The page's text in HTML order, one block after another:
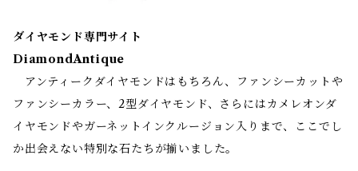
ダイヤモンド専門サイト
DiamondAntique
アンティークダイヤモンドはもちろん、ファンシーカットや
ファンシーカラー、2型ダイヤモンド、さらにはカメレオンダ
イヤモンドやガーネットインクルージョン入りまで、ここでし
か出会えない特別な石たちが揃いました。